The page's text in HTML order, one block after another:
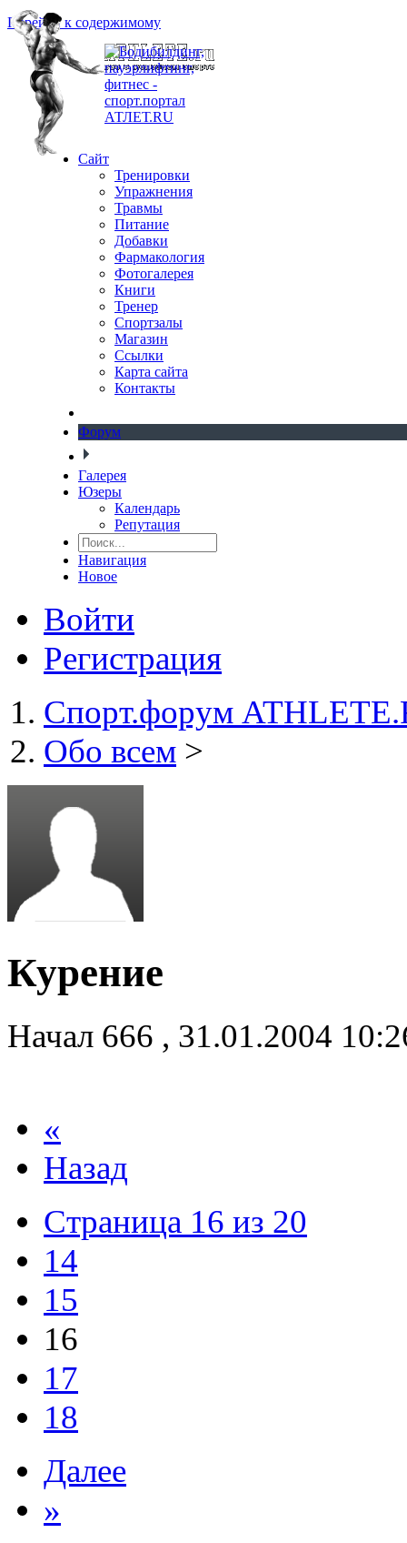
Перейти к содержимому
Сайт
Тренировки
Упражнения
Травмы
Питание
Добавки
Фармакология
Фотогалерея
Книги
Тренер
Спортзалы
Магазин
Ссылки
Карта сайта
Контакты
Форум
Галерея
Юзеры
Календарь
Репутация
Навигация
Новое
Войти
Регистрация
Спорт.форум
Обо всем >
Курение
Начал 666 , 31.01.2004
«
Назад
Страница 16 из 20
14
15
16
17
18
Далее
»